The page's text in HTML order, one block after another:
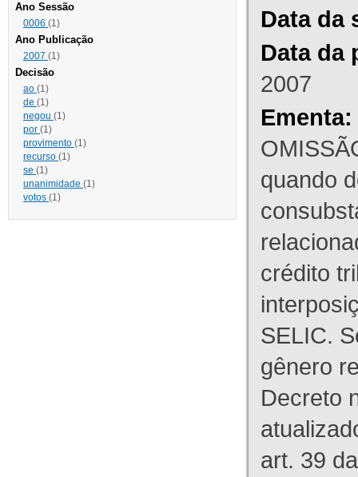
Ano Sessão
0006 (1)
Ano Publicação
2007 (1)
Decisão
ao (1)
de (1)
negou (1)
por (1)
provimento (1)
recurso (1)
se (1)
unanimidade (1)
votos (1)
Data da
Data da
2007
Ementa:
quando
crédito
SELIC.
gênero
Decreto
art. 39